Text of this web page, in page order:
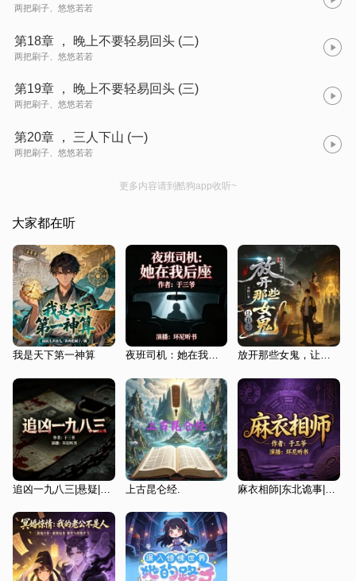
两把刷子、悠悠若若
第18章 ， 晚上不要轻易回头 (二)
两把刷子、悠悠若若
第19章 ， 晚上不要轻易回头 (三)
两把刷子、悠悠若若
第20章 ， 三人下山 (一)
两把刷子、悠悠若若
更多内容请到酷狗app收听~
大家都在听
我是天下第一神算 夜班司机：她在我后座 放开那些女鬼，让我来
上古昆仑经. 麻衣相師|东北诡事|黄仙讨封|相术江湖